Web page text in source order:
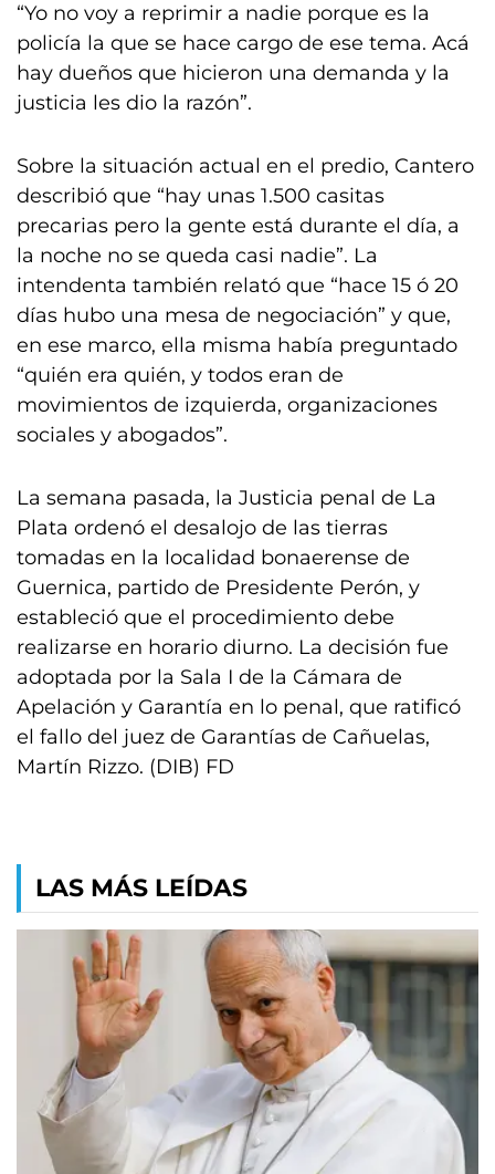
“Yo no voy a reprimir a nadie porque es la
policía la que se hace cargo de ese tema. Acá
hay dueños que hicieron una demanda y la
justicia les dio la razón”.
Sobre la situación actual en el predio, Cantero
describió que “hay unas 1.500 casitas
precarias pero la gente está durante el día, a
la noche no se queda casi nadie”. La
intendenta también relató que “hace 15 ó 20
días hubo una mesa de negociación” y que,
en ese marco, ella misma había preguntado
“quién era quién, y todos eran de
movimientos de izquierda, organizaciones
sociales y abogados”.
La semana pasada, la Justicia penal de La
Plata ordenó el desalojo de las tierras
tomadas en la localidad bonaerense de
Guernica, partido de Presidente Perón, y
estableció que el procedimiento debe
realizarse en horario diurno. La decisión fue
adoptada por la Sala I de la Cámara de
Apelación y Garantía en lo penal, que ratificó
el fallo del juez de Garantías de Cañuelas,
Martín Rizzo. (DIB) FD
LAS MÁS LEÍDAS